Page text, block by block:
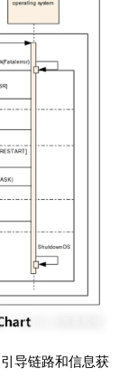
导链路和信息获